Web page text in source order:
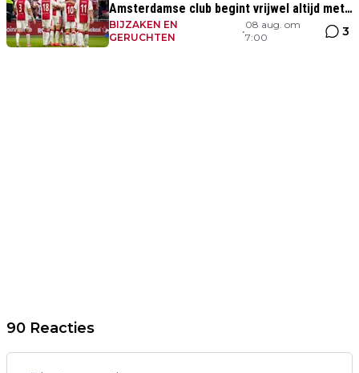
Amsterdamse club begint vrijwel altijd met
zege
BIJZAKEN EN
GERUCHTEN
•
08 aug. om
7:00
3
90 Reacties